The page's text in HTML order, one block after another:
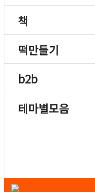
책
떡만들기
b2b
테마별모음